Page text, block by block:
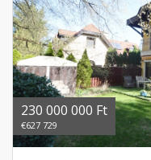
230 000 000 Ft
€627 729